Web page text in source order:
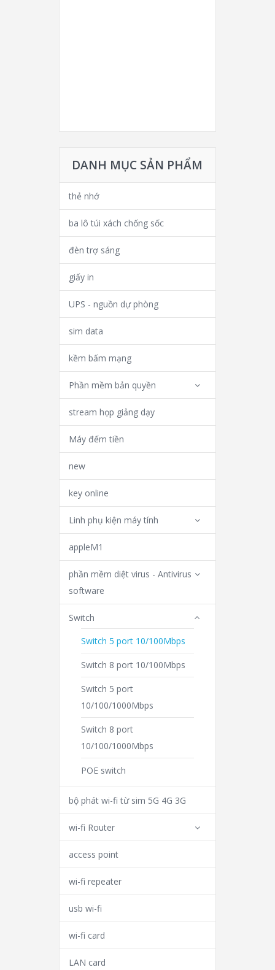
DANH MỤC SẢN PHẨM
thẻ nhớ
ba lô túi xách chống sốc
đèn trợ sáng
giấy in
UPS - nguồn dự phòng
sim data
kềm bấm mạng
Phần mềm bản quyền
stream họp giảng dạy
Máy đếm tiền
new
key online
Linh phụ kiện máy tính
appleM1
phần mềm diệt virus - Antivirus
software
Switch
Switch 5 port 10/100Mbps
Switch 8 port 10/100Mbps
Switch 5 port
10/100/1000Mbps
Switch 8 port
10/100/1000Mbps
POE switch
bộ phát wi-fi từ sim 5G 4G 3G
wi-fi Router
access point
wi-fi repeater
usb wi-fi
wi-fi card
LAN card